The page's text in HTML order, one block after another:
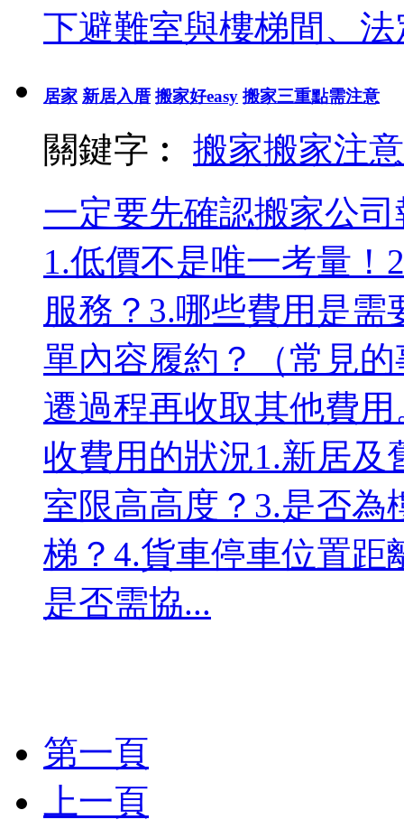
下避難室與樓梯間、
居家 新居入厝 搬家好easy 搬家三重點需注意
關鍵字︰ 搬家搬家注
一定要先確認搬家公
1.低價不是唯一考量
服務？3.哪些費用是
單內容履約？（常見
遷過程再收取其他費
收費用的狀況1.新居及
室限高高度？3.是否
梯？4.貨車停車位置距
是否需協...
第一頁
上一頁